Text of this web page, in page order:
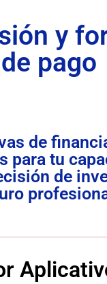
y
de pago
de
para tu
de